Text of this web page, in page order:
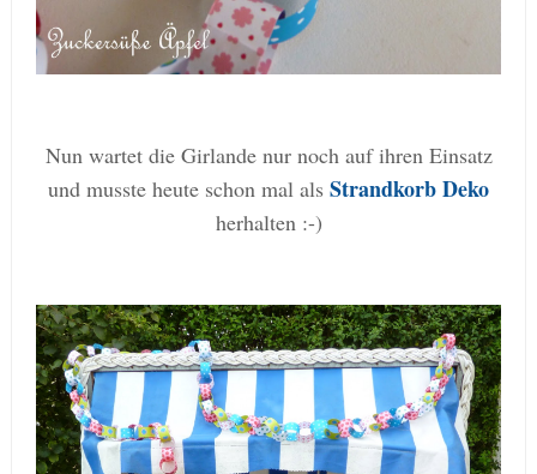
Nun wartet die Girlande nur noch auf ihren Einsatz
und musste heute schon mal als Strandkorb Deko
herhalten :-)